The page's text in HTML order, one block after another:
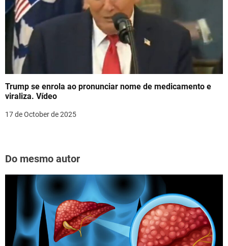
Trump se enrola ao pronunciar nome de medicamento e
viraliza. Vídeo
17 de October de 2025
Do mesmo autor